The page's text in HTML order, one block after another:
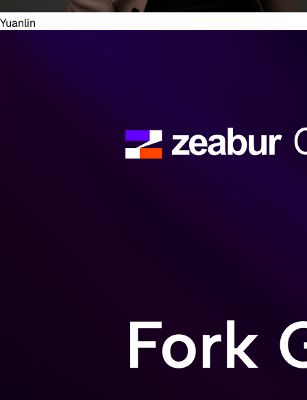
Yuanlin